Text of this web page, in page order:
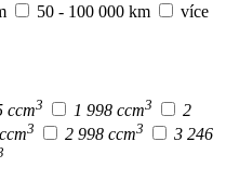
50 - 100 000 km
více
ccm3 1 998 ccm3
2
3 2 998 ccm3
3 246